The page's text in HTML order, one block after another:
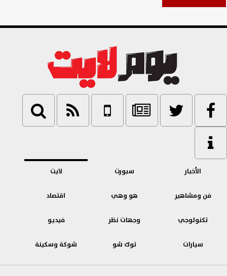
الأخبار سبورت لايت
فن ومشاهير هو وهي اقتصاد
بنوك
تكنولوجي وجهات نظر فيديو
سيارات توك شو شوكة وسكينة